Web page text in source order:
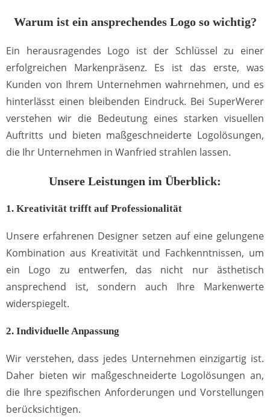
Warum ist ein ansprechendes Logo so wichtig?
Ein herausragendes Logo ist der Schlüssel zu einer
erfolgreichen Markenpräsenz. Es ist das erste, was
Kunden von Ihrem Unternehmen wahrnehmen, und es
hinterlässt einen bleibenden Eindruck. Bei SuperWerer
verstehen wir die Bedeutung eines starken visuellen
Auftritts und bieten maßgeschneiderte Logolösungen,
die Ihr Unternehmen in Wanfried strahlen lassen.
Unsere Leistungen im Überblick:
1. Kreativität trifft auf Professionalität
Unsere erfahrenen Designer setzen auf eine gelungene
Kombination aus Kreativität und Fachkenntnissen, um
ein Logo zu entwerfen, das nicht nur ästhetisch
ansprechend ist, sondern auch Ihre Markenwerte
widerspiegelt.
2. Individuelle Anpassung
Wir verstehen, dass jedes Unternehmen einzigartig ist.
Daher bieten wir maßgeschneiderte Logolösungen an,
die Ihre spezifischen Anforderungen und Vorstellungen
berücksichtigen.